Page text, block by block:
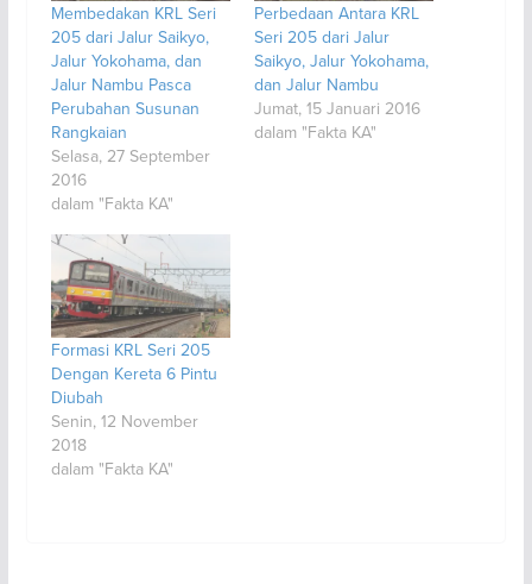
Membedakan KRL Seri
205 dari Jalur Saikyo,
Jalur Yokohama, dan
Jalur Nambu Pasca
Perubahan Susunan
Rangkaian
Selasa, 27 September
2016
dalam "Fakta KA"
Perbedaan Antara KRL
Seri 205 dari Jalur
Saikyo, Jalur Yokohama,
dan Jalur Nambu
Jumat, 15 Januari 2016
dalam "Fakta KA"
Formasi KRL Seri 205
Dengan Kereta 6 Pintu
Diubah
Senin, 12 November
2018
dalam "Fakta KA"